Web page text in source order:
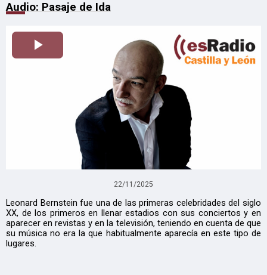
Audio: Pasaje de Ida
Reproducir
22/11/2025
Leonard Bernstein fue una de las primeras celebridades del siglo
XX, de los primeros en llenar estadios con sus conciertos y en
aparecer en revistas y en la televisión, teniendo en cuenta de que
su música no era la que habitualmente aparecía en este tipo de
lugares.